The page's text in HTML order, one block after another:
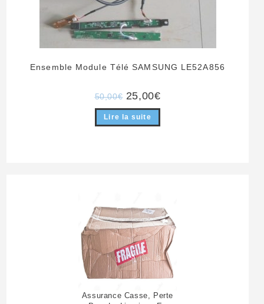
Ensemble Module Télé SAMSUNG LE52A856
50,00€ Le
prix
initial
était :
50,00€.
25,00€Le
actuel
25,00€.
Lire la suite
Assurance Casse, Perte